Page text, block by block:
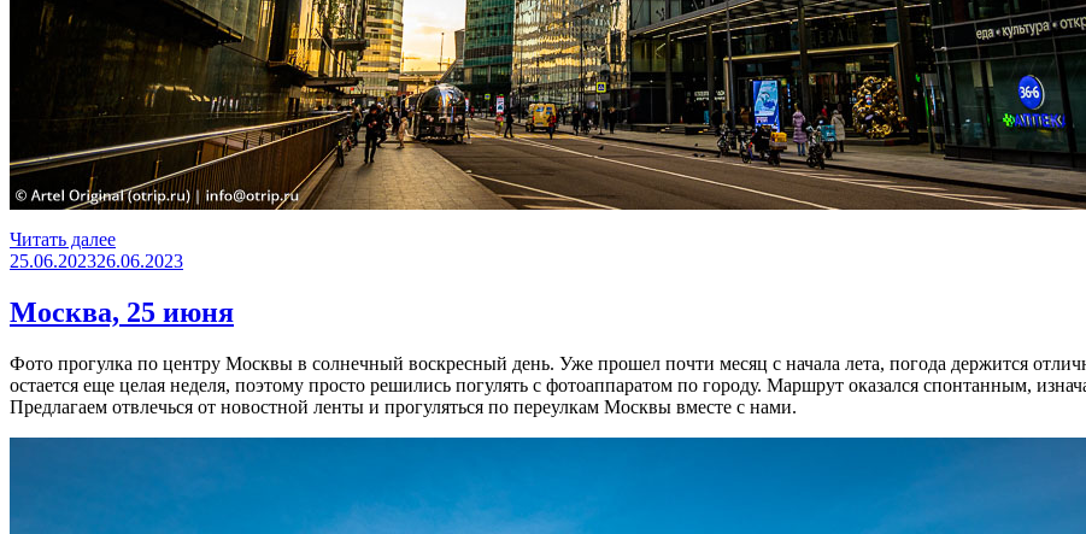
Читать далее«Москва-
Сити»
Опубликовано
25.06.202326.06.2023
Москва, 25 июня
Фото прогулка по центру Москвы в солнечный воскресный день. Уже прошел почти месяц с начала лета, погода держится
остается еще целая неделя, поэтому просто решились погулять с фотоаппаратом по городу. Маршрут оказался спонтанным,
Предлагаем отвлечься от новостной ленты и прогуляться по переулкам Москвы вместе с нами.